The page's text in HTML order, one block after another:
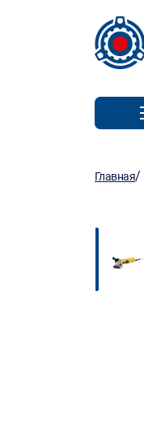
Главная/